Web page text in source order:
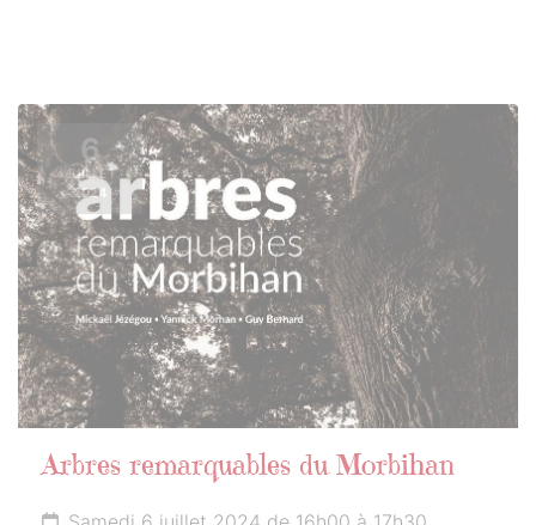
6
JUILLET
2024
Arbres remarquables du Morbihan